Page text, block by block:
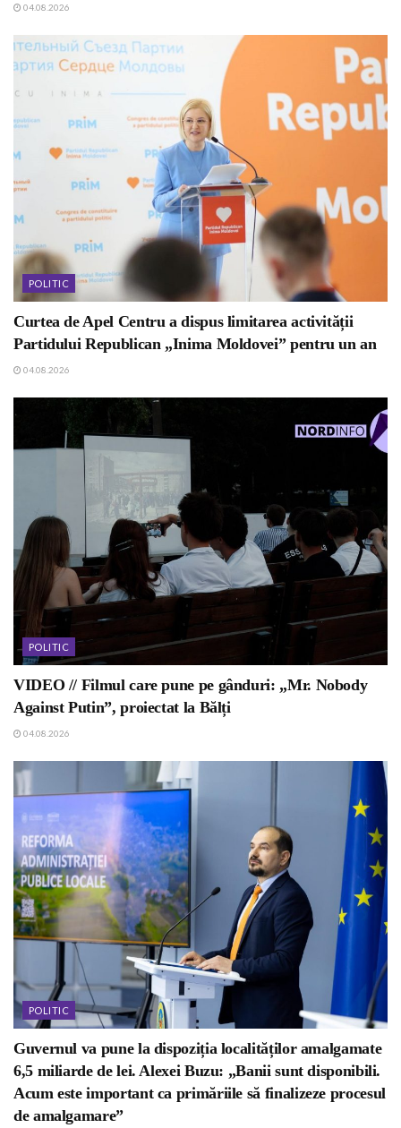
04.08.2026
POLITIC
Curtea de Apel Centru a dispus limitarea activității
Partidului Republican „Inima Moldovei” pentru un an
04.08.2026
POLITIC
VIDEO // Filmul care pune pe gânduri: „Mr. Nobody
Against Putin”, proiectat la Bălți
04.08.2026
POLITIC
Guvernul va pune la dispoziția localităților amalgamate
6,5 miliarde de lei. Alexei Buzu: „Banii sunt disponibili.
Acum este important ca primăriile să finalizeze procesul
de amalgamare”